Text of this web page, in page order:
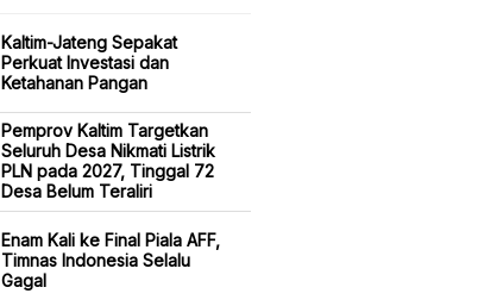
Kaltim-Jateng Sepakat
Perkuat Investasi dan
Ketahanan Pangan
Pemprov Kaltim Targetkan
Seluruh Desa Nikmati Listrik
PLN pada 2027, Tinggal 72
Desa Belum Teraliri
Enam Kali ke Final Piala AFF,
Timnas Indonesia Selalu
Gagal